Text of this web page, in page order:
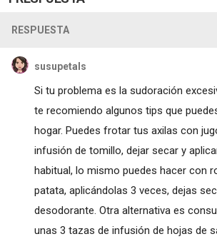
RESPUESTA
susupetals
Si tu problema es la sudoración
te recomiendo algunos tips que
hogar. Puedes frotar tus axilas con
infusión de tomillo, dejar secar y
habitual, lo mismo puedes hacer con
patata, aplicándolas 3 veces, dejas
desodorante. Otra alternativa es
unas 3 tazas de infusión de hojas de